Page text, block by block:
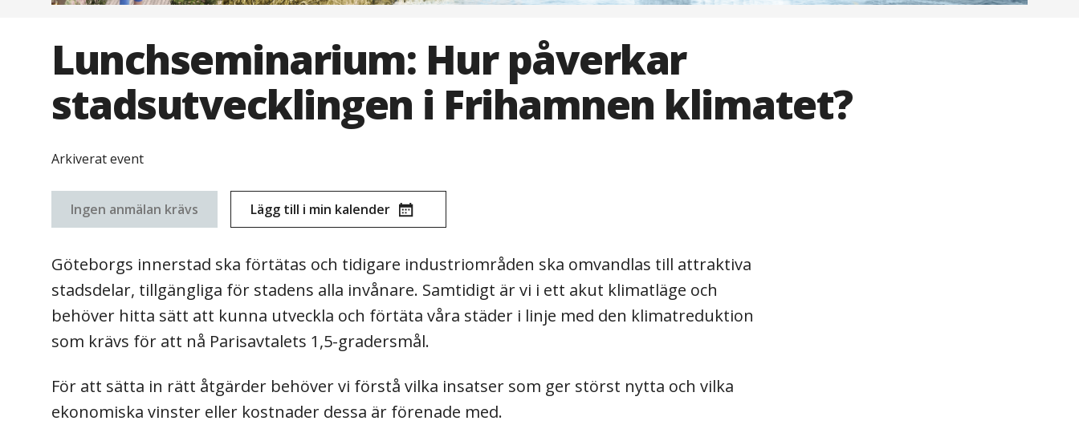
Lunchseminarium: Hur påverkar
stadsutvecklingen i Frihamnen klimatet?
Arkiverat event
Ingen anmälan krävs Lägg till i min kalender
Göteborgs innerstad ska förtätas och tidigare industriområden ska omvandlas till attraktiva
stadsdelar, tillgängliga för stadens alla invånare. Samtidigt är vi i ett akut klimatläge och
behöver hitta sätt att kunna utveckla och förtäta våra städer i linje med den klimatreduktion
som krävs för att nå Parisavtalets 1,5-gradersmål.
För att sätta in rätt åtgärder behöver vi förstå vilka insatser som ger störst nytta och vilka
ekonomiska vinster eller kostnader dessa är förenade med.